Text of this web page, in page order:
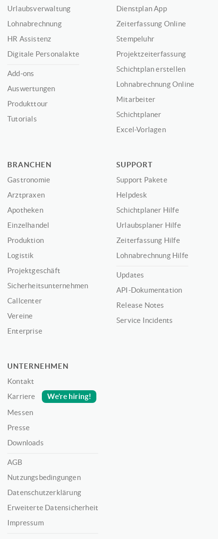
Urlaubsverwaltung
Lohnabrechnung
HR Assistenz
Digitale Personalakte
Add-ons
Auswertungen
Produkttour
Tutorials
Dienstplan App
Zeiterfassung Online
Stempeluhr
Projektzeiterfassung
Schichtplan erstellen
Lohnabrechnung Online
Mitarbeiter
Schichtplaner
Excel-Vorlagen
BRANCHEN
Gastronomie
Arztpraxen
Apotheken
Einzelhandel
Produktion
Logistik
Projektgeschäft
Sicherheitsunternehmen
Callcenter
Vereine
Enterprise
SUPPORT
Support Pakete
Helpdesk
Schichtplaner Hilfe
Urlaubsplaner Hilfe
Zeiterfassung Hilfe
Lohnabrechnung Hilfe
Updates
API-Dokumentation
Release Notes
Service Incidents
UNTERNEHMEN
Kontakt
Karriere
We’re hiring!
Messen
Presse
Downloads
AGB
Nutzungsbedingungen
Datenschutzerklärung
Erweiterte Datensicherheit
Impressum